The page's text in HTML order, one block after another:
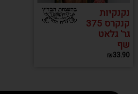
נקנקיות
קנקרס 375
גר' גלאט
שף
₪33.90